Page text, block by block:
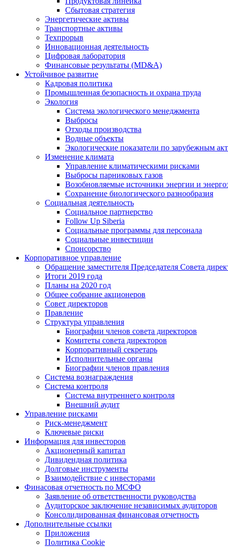
Сбытовая стратегия
Энергетические активы
Транспортные активы
Техпрорыв
Инновационная деятельность
Цифровая лаборатория
Финансовые результаты (MD&A)
Устойчивое развитие
Кадровая политика
Промышленная безопасность и охрана труда
Экология
Система экологического менеджмента
Выбросы
Отходы производства
Водные объекты
Экологические показатели по зарубежным
Изменение климата
Управление климатическими рисками
Выбросы парниковых газов
Возобновляемые источники энергии и
Сохранение биологического разнообразия
Социальная деятельность
Социальное партнерство
Follow Up Siberia
Социальные программы для персонала
Социальные инвестиции
Спонсорство
Корпоративное управление
Обращение заместителя Председателя Совета
Итоги 2019 года
Планы на 2020 год
Общее собрание акционеров
Совет директоров
Правление
Структура управления
Биографии членов совета директоров
Комитеты совета директоров
Корпоративный секретарь
Исполнительные органы
Биографии членов правления
Система вознаграждения
Система контроля
Система внутреннего контроля
Внешний аудит
Управление рисками
Риск-менеджмент
Ключевые риски
Информация для инвесторов
Акционерный капитал
Дивидендная политика
Долговые инструменты
Взаимодействие с инвеcторами
Финасовая отчетность по МСФО
Заявление об ответственности руководства
Аудиторское заключение независимых аудиторов
Консолидированная финансовая отчетность
Дополнительные ссылки
Приложения
Политика Cookie